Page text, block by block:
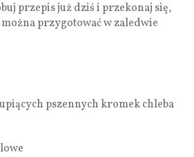
przepis już dziś i przekonaj się,
przygotować w zaledwie
pszennych kromek chleba